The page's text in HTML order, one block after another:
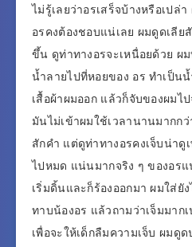
ไม่รู้เลยว่าอรเสร็จบ้างหรือเปล่
อรคงต้องชอบแน่เลย ผมดูดเลีย
ขึ้น ดูท่าทางอรจะเหนื่อยด้วย ผ
น้ำลายไปที่หอยของ อร ทำเป็น
เสื้อผ้าผมออก แล้วก็จับของผมไ
มันไม่เข้าผมใช้เวลานานมากกว่
สักคำ แต่ดูท่าทางอรคงเจ็บน่าดู
ไปหมด แน่นมากจริง ๆ ของอรแ
เริ่มดิ้นและก็ร้องออกมา ผมใส่ยั
ทาบน้องอร แล้วถามว่าเจ็มมาก
เพื่อจะให้เด็กลืมความเจ็บ ผมดู